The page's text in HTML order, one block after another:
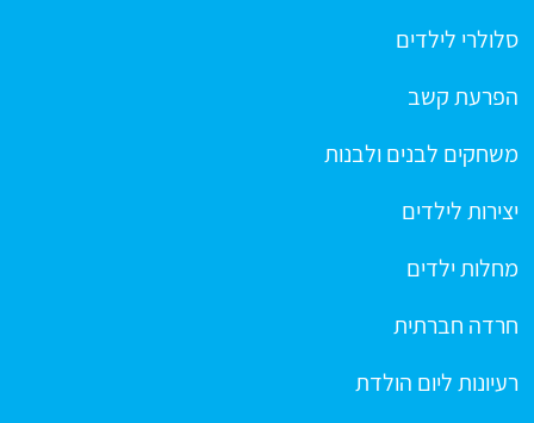
סלולרי לילדים
הפרעת קשב
משחקים לבנים ולבנות
יצירות לילדים
מחלות ילדים
חרדה חברתית
רעיונות ליום הולדת